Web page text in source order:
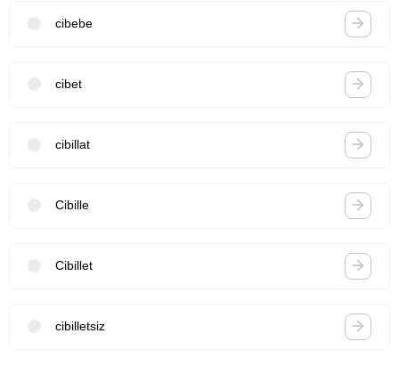
cibebe
cibet
cibillat
Cibille
Cibillet
cibilletsiz